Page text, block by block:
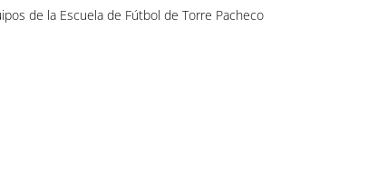
de la Escuela de Fútbol de Torre Pacheco